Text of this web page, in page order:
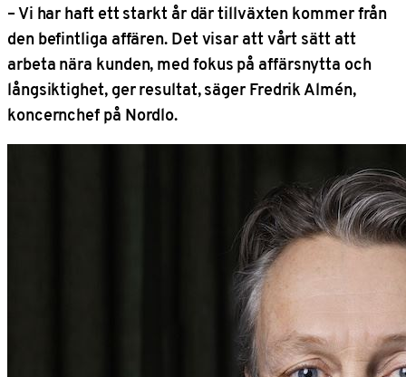
– Vi har haft ett starkt år där tillväxten kommer från
den befintliga affären. Det visar att vårt sätt att
arbeta nära kunden, med fokus på affärsnytta och
långsiktighet, ger resultat, säger Fredrik Almén,
koncernchef på Nordlo.